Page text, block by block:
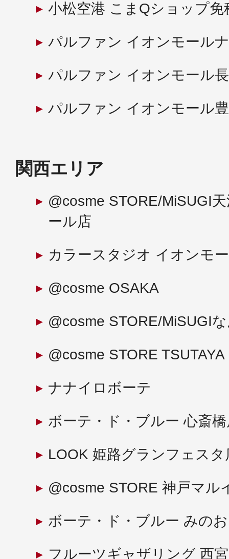
小松空港 こまQショップ免
パルファン イオンモール
パルファン イオンモール
パルファン イオンモール
関西エリア
@cosme STORE/MiSUGI
ール店
カラースタジオ イオンモ
@cosme OSAKA
@cosme STORE/MiSUGI
@cosme STORE
ナナイロボーテ
ボーテ・ド・ブルー 心斎
LOOK 姫路グランフェスタ
@cosme STORE 神戸マル
ボーテ・ド・ブルー みの
フルーツギャザリング 西